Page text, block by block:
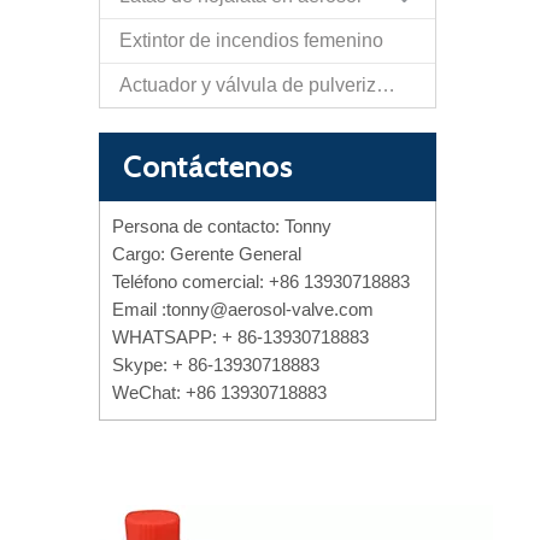
Extintor de incendios femenino
Actuador y válvula de pulverización de papel de autodefensa
Contáctenos
Persona de contacto: Tonny
Cargo: Gerente General
Teléfono comercial: +86 13930718883
Email :tonny@aerosol-valve.com
WHATSAPP: + 86-13930718883
Skype: + 86-13930718883
WeChat: +86 13930718883